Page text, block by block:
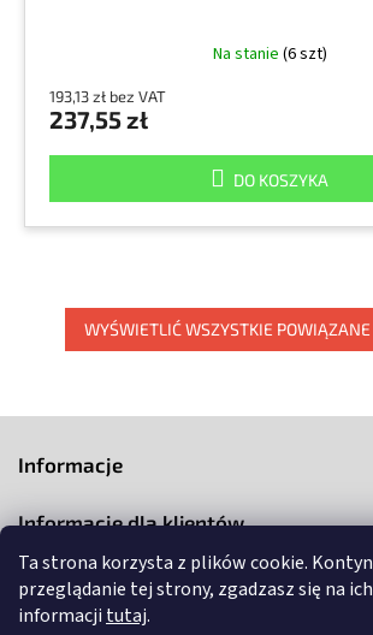
Ta strona korzysta z plików cookie.
przeglądanie tej strony, zgadzasz się na
informacji tutaj.
Na stanie (6 szt)
193,13 zł bez VAT
237,55 zł
DO KOSZYKA
WYŚWIETLIĆ WSZYSTKIE POWIĄZANE
k
Informacje
Informacje dla klientów
Kontakt